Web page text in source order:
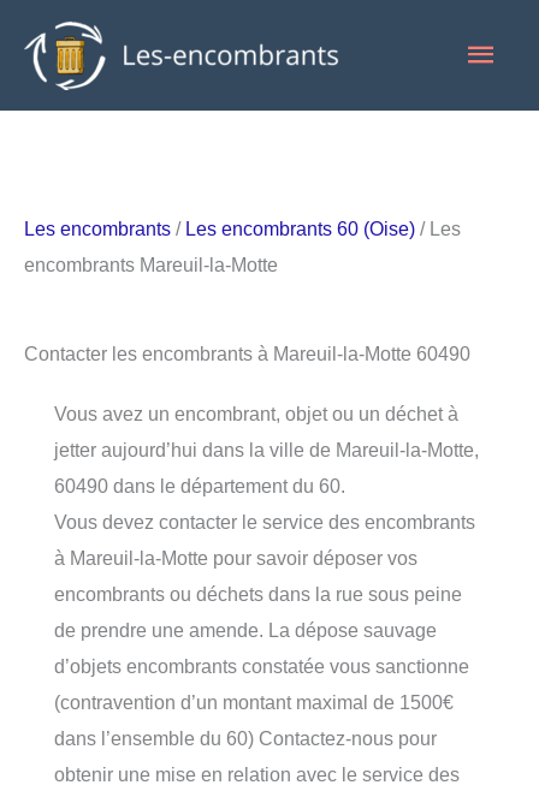
contenu
Les encombrants / Les encombrants 60 (Oise) / Les
encombrants Mareuil-la-Motte
Contacter les encombrants à Mareuil-la-Motte 60490
Vous avez un encombrant, objet ou un déchet à
jetter aujourd’hui dans la ville de Mareuil-la-Motte,
60490 dans le département du 60.
Vous devez contacter le service des encombrants
à Mareuil-la-Motte pour savoir déposer vos
encombrants ou déchets dans la rue sous peine
de prendre une amende. La dépose sauvage
d’objets encombrants constatée vous sanctionne
(contravention d’un montant maximal de 1500€
dans l’ensemble du 60) Contactez-nous pour
obtenir une mise en relation avec le service des